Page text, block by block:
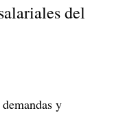
del
y